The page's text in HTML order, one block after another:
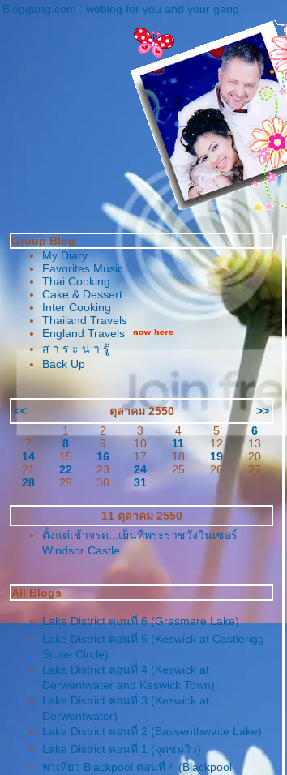
Bloggang.com : weblog for you and your gang
Group Blog
My Diary
Favorites Music
Thai Cooking
Cake & Dessert
Inter Cooking
Thailand Travels
England Travels
ส า ร ะ น่ า รู้
Back Up
<< ตุลาคม 2550
>>
1
2 3 4 5
6
7
8 9 10 11 12
13
14
15 16 17 18 19
20
21
22 23 24 25 26
27
28
29 30 31
11 ตุลาคม 2550
ตั้งแต่เช้าจรด...เย็นที่พระราชวังวินเซอร์
Windsor Castle
All Blogs
Lake District ตอนที่ 6 (Grasmere Lake)
Lake District ตอนที่ 5 (Keswick at Castlerigg
Stone Circle)
Lake District ตอนที่ 4 (Keswick at
Derwentwater and Keswick Town)
Lake District ตอนที่ 3 (Keswick at
Derwentwater)
Lake District ตอนที่ 2 (Bassenthwaite Lake)
Lake District ตอนที่ 1 (จุดชมวิว)
พาเที่ยว Blackpool ตอนที่ 4 (Blackpool